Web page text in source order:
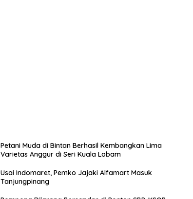
Petani Muda di Bintan Berhasil Kembangkan Lima
Varietas Anggur di Seri Kuala Lobam
Usai Indomaret, Pemko Jajaki Alfamart Masuk
Tanjungpinang